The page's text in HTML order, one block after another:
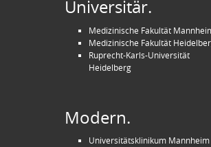
Universitär.
Medizinische Fakultät
Medizinische Fakultät
Ruprecht-Karls-Universität
Heidelberg
Modern.
Universitätsklinikum Mannheim